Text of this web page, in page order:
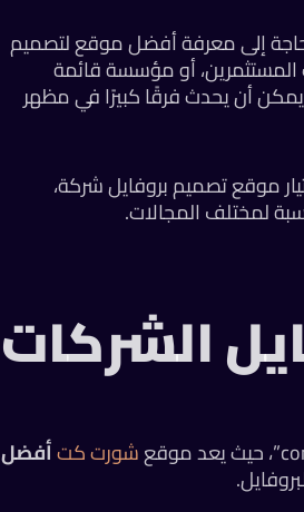
إلى معرفة أفضل موقع لتصميم
المستثمرين، أو مؤسسة قائمة
يمكن أن يحدث فرقًا كبيرًا في مظهر
موقع تصميم بروفايل شركة،
لمختلف المجالات.
الشركات
شورت كتأفضل